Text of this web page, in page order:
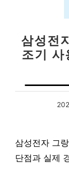
삼성전
조기 사
삼성전자 그
단점과 실제